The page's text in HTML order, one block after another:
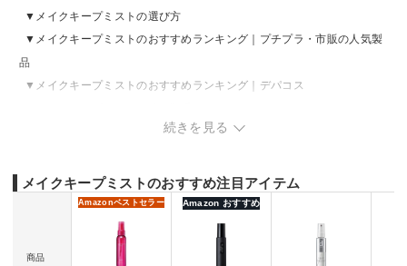
メイクキープミストの選び方
メイクキープミストのおすすめランキング｜プチプラ・市販の人気製
品
メイクキープミストのおすすめランキング｜デパコス
メイクキープミストの効果的な使い方
続きを見る
メイクキープミストのおすすめ注目アイテム
商品
Amazonベストセラー Amazon おすすめ